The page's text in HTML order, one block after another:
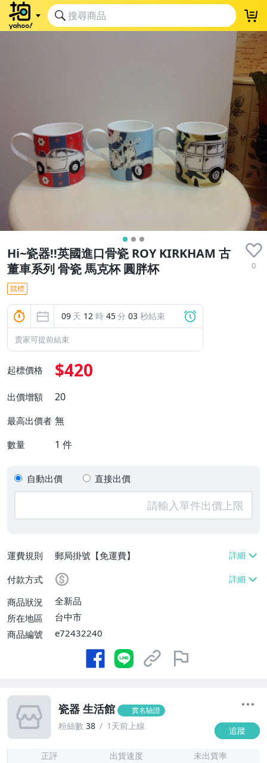
Hi~瓷器!!英國進口骨瓷 ROY KIRKHAM 古
董車系列 骨瓷 馬克杯 圓胖杯
0
競標
09 天 12 時 45分 02 秒結束
賣家可提前結束
起標價格 $420
出價增額 20
最高出價者 無
數量 1 件
自動出價 直接出價
運費規則
郵局掛號【免運費】
付款方式
商品狀況
全新品
所在地區
台中市
商品編號
e72432240
瓷器 生活館 實名驗證
粉絲數 38 1天前上線 追蹤
正評 出貨速度 未出貨率